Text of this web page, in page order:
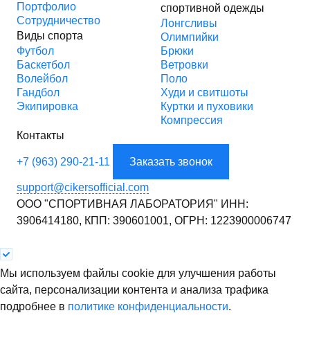
Портфолио
Сотрудничество
Виды спорта
Футбол
Баскетбол
Волейбол
Гандбол
Экипировка
спортивной одежды
Лонгсливы
Олимпийки
Брюки
Ветровки
Поло
Худи и свитшоты
Куртки и пуховики
Компрессия
Контакты
+7 (963) 290-21-11 Заказать звонок
support@cikersofficial.com
ООО "СПОРТИВНАЯ ЛАБОРАТОРИЯ" ИНН:
3906414180, КПП: 390601001, ОГРН: 1223900006747
Мы используем файлы cookie для улучшения работы
сайта, персонализации контента и анализа трафика
подробнее в политике конфиденциальности.